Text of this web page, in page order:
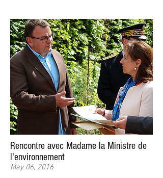
Rencontre avec Madame la Ministre de
l'environnement
May 06, 2016